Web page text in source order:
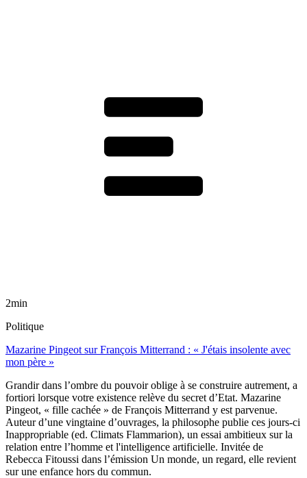
2min
Politique
Mazarine Pingeot sur François Mitterrand : « J'étais insolente avec
mon père »
Grandir dans l’ombre du pouvoir oblige à se construire autrement, a
fortiori lorsque votre existence relève du secret d’Etat. Mazarine
Pingeot, « fille cachée » de François Mitterrand y est parvenue.
Auteur d’une vingtaine d’ouvrages, la philosophe publie ces jours-ci
Inappropriable (ed. Climats Flammarion), un essai ambitieux sur la
relation entre l’homme et l'intelligence artificielle. Invitée de
Rebecca Fitoussi dans l’émission Un monde, un regard, elle revient
sur une enfance hors du commun.